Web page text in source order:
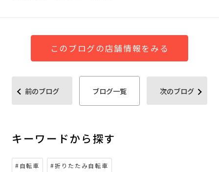
このブログの店舗情報をみる
前のブログ ブログ一覧 次のブログ
キーワードから探す
#自転車 #折りたたみ自転車